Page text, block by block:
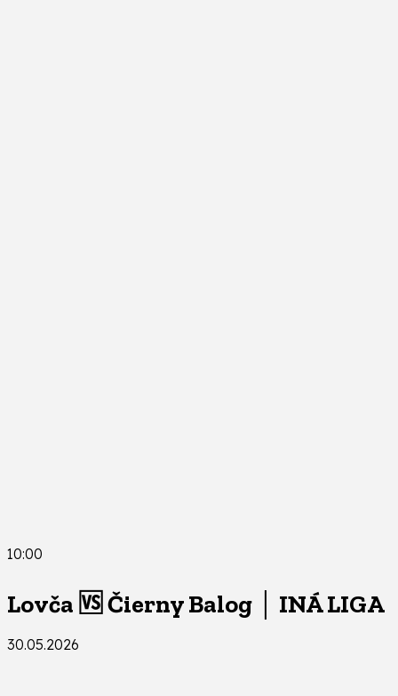
10:00
Lovča 🆚 Čierny Balog │ INÁ LIGA
30.05.2026